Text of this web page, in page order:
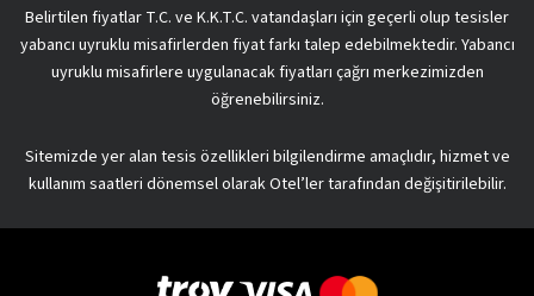
Belirtilen fiyatlar T.C. ve K.K.T.C. vatandaşları için geçerli olup tesisler
yabancı uyruklu misafirlerden fiyat farkı talep edebilmektedir. Yabancı
uyruklu misafirlere uygulanacak fiyatları çağrı merkezimizden
öğrenebilirsiniz.
Sitemizde yer alan tesis özellikleri bilgilendirme amaçlıdır, hizmet ve
kullanım saatleri dönemsel olarak Otel’ler tarafından değişitirilebilir.